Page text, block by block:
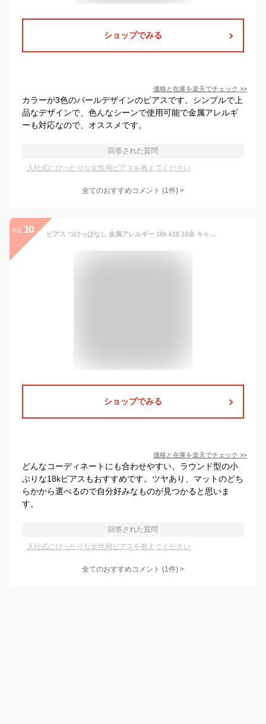
ショップでみる
価格と在庫を楽天でチェック >>
カラーが3色のパールデザインのピアスです。シンプルで上
品なデザインで、色んなシーンで使用可能で金属アレルギ
ーも対応なので、オススメです。
回答された質問
入社式にぴったりな女性用ピアスを教えてください
全てのおすすめコメント (1件) >
no. 10 ピアス つけっぱなし 金属アレルギー 18k k18 18金 キャッチ付 小さい シンプル 地金 アレルギー フリー イエローゴールド ホワイトゴールド ピンクゴールド プラチナ900 シンプル 丸 ラウンド 丸玉 ボールピアス 3mm 3ミリ 交換 安心 国産 ツヤあり
ショップでみる
価格と在庫を楽天でチェック >>
どんなコーディネートにも合わせやすい、ラウンド型の小
ぶりな18kピアスもおすすめです。ツヤあり、マットのどち
らかから選べるので自分好みなものが見つかると思いま
す。
回答された質問
入社式にぴったりな女性用ピアスを教えてください
全てのおすすめコメント (1件) >